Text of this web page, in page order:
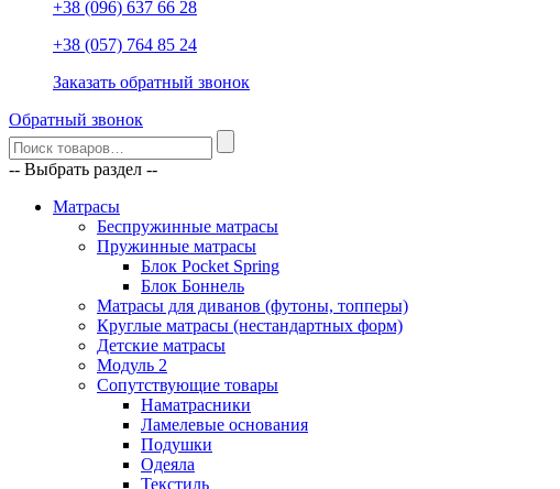
+38 (096) 637 66 28
+38 (057) 764 85 24
Заказать обратный звонок
Обратный звонок
-- Выбрать раздел --
Матрасы
Беспружинные матрасы
Пружинные матрасы
Блок Pocket Spring
Блок Боннель
Матрасы для диванов (футоны, топперы)
Круглые матрасы (нестандартных форм)
Детские матрасы
Модуль 2
Сопутствующие товары
Наматрасники
Ламелевые основания
Подушки
Одеяла
Текстиль